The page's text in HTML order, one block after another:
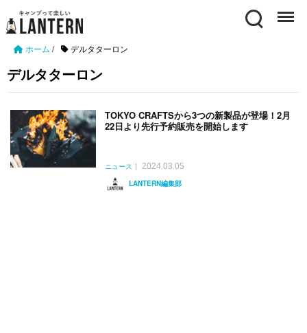
Search Menu
ホーム / デルタターロン
デルタターロン
TOKYO CRAFTSから3つの新製品が登場！2月
22日より先行予約販売を開始します
ニュース
2024.03.05
LANTERN編集部